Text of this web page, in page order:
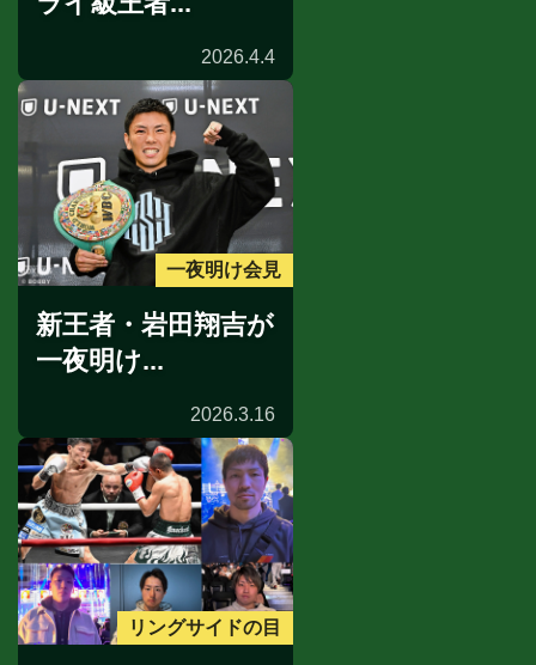
リングサイドの目
2026.4.4
一夜明け会見
新王者・岩田翔吉が
一夜明け...
2026.3.16
リングサイドの目